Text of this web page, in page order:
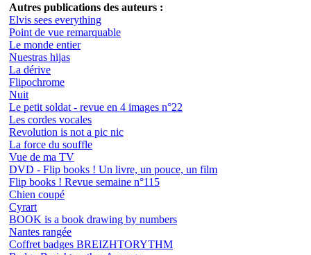
Autres publications des auteurs :
Elvis sees everything
Point de vue remarquable
Le monde entier
Nuestras hijas
La dérive
Flipochrome
Nuit
Le petit soldat - revue en 4 images n°22
Les cordes vocales
Revolution is not a pic nic
La force du souffle
Vue de ma TV
DVD - Flip books ! Un livre, un pouce, un film
Flip books ! Revue semaine n°115
Chien coupé
Cyrart
BOOK is a book drawing by numbers
Nantes rangée
Coffret badges BREIZHTORYTHM